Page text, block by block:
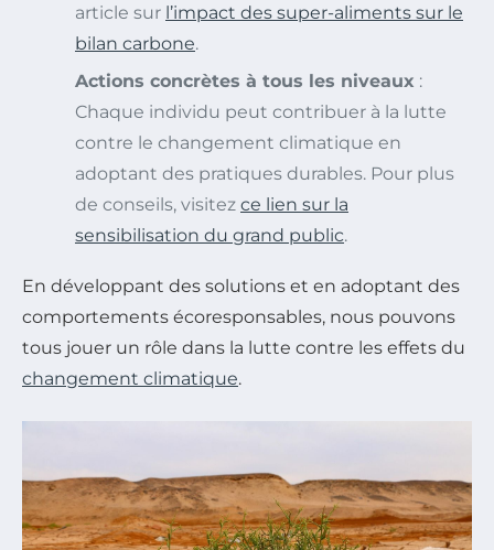
article sur l’impact des super-aliments sur le
bilan carbone.
Actions concrètes à tous les niveaux :
Chaque individu peut contribuer à la lutte
contre le changement climatique en
adoptant des pratiques durables. Pour plus
de conseils, visitez ce lien sur la
sensibilisation du grand public.
En développant des solutions et en adoptant des
comportements écoresponsables, nous pouvons
tous jouer un rôle dans la lutte contre les effets du
changement climatique.